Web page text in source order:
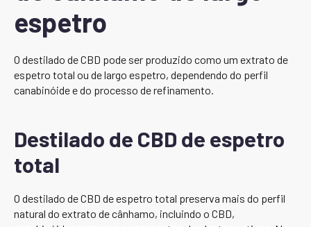
espetro
O destilado de CBD pode ser produzido como um extrato de
espetro total ou de largo espetro, dependendo do perfil
canabinóide e do processo de refinamento.
Destilado de CBD de espetro
total
O destilado de CBD de espetro total preserva mais do perfil
natural do extrato de cânhamo, incluindo o CBD,